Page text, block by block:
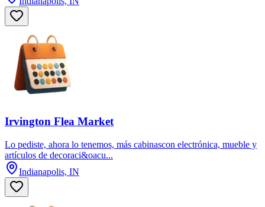
Irvington Flea Market
Lo pediste, ahora lo tenemos, más cabinascon electrónica, mueble y
artículos de decoraci&oacu...
Indianapolis, IN